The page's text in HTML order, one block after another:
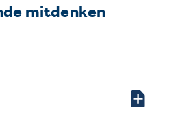
mitdenken